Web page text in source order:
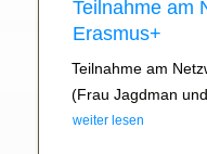
Teilnahme am
Erasmus+
Teilnahme am
(Frau Jagdman
weiter lesen